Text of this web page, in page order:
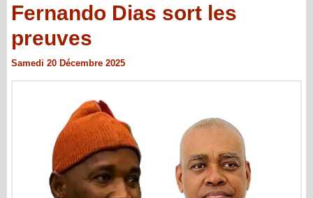
Fernando Dias sort les
preuves
Samedi 20 Décembre 2025